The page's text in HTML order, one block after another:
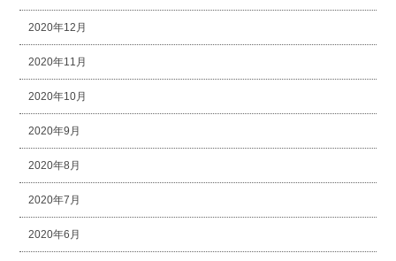
2020年12月
2020年11月
2020年10月
2020年9月
2020年8月
2020年7月
2020年6月